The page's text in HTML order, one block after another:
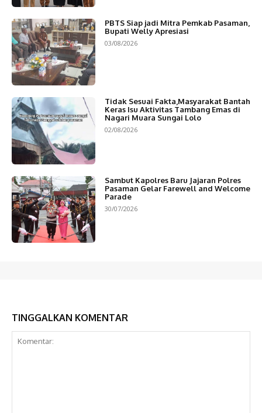
PBTS Siap jadi Mitra Pemkab Pasaman,
Bupati Welly Apresiasi
03/08/2026
Tidak Sesuai Fakta,Masyarakat Bantah
Keras Isu Aktivitas Tambang Emas di
Nagari Muara Sungai Lolo
02/08/2026
Sambut Kapolres Baru Jajaran Polres
Pasaman Gelar Farewell and Welcome
Parade
30/07/2026
TINGGALKAN KOMENTAR